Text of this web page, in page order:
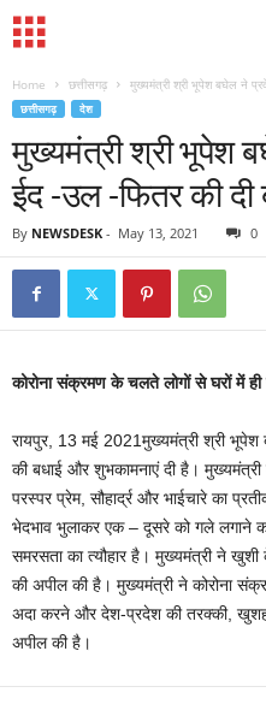
Home छत्तीसगढ़ मुख्यमंत्री श्री भूपेश बघेल ने
छत्तीसगढ़ देश
मुख्यमंत्री श्री भूपेश
ईद -उल -फितर की दी
By NEWSDESK - May 13, 2021 0
कोरोना संक्रमण के चलते लोगों से घरों में
रायपुर, 13 मई 2021मुख्यमंत्री श्री भूपेश
की बधाई और शुभकामनाएं दी है।
परस्पर प्रेम, सौहार्द्र और भाईचारे का
भेदभाव भुलाकर एक – दूसरे को गले लगाने
समरसता का त्यौहार है। मुख्यमंत्री ने
की अपील की है। मुख्यमंत्री ने कोरोना
अदा करने और देश-प्रदेश की तरक्की,
अपील की है।